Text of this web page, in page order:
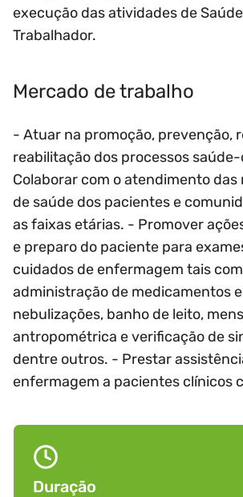
execução das atividades de
Trabalhador.
Mercado de trabalho
- Atuar na promoção, prevenção,
reabilitação dos processos
Colaborar com o atendimento das
de saúde dos pacientes e
as faixas etárias. - Promover
e preparo do paciente para
cuidados de enfermagem tais
administração de medicamentos
nebulizações, banho de leito,
antropométrica e verificação de
dentre outros. - Prestar
enfermagem a pacientes clínicos
Duração